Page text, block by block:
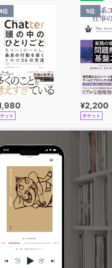
位
ット
5位
¥2,200
チケット